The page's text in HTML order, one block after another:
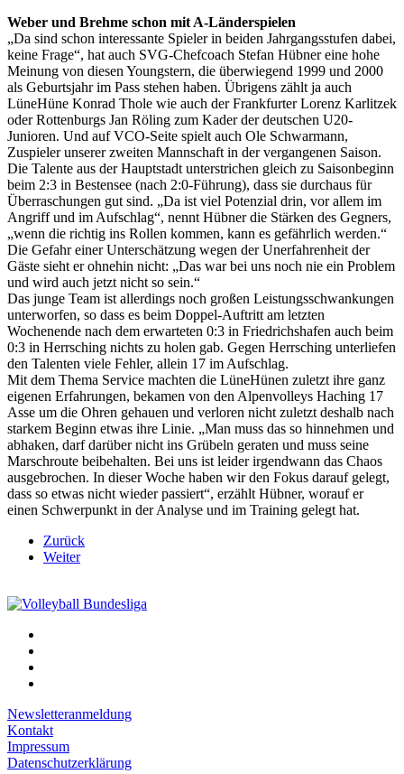
Weber und Brehme schon mit A-Länderspielen
„Da sind schon interessante Spieler in beiden Jahrgangsstufen dabei,
keine Frage“, hat auch SVG-Chefcoach Stefan Hübner eine hohe
Meinung von diesen Youngstern, die überwiegend 1999 und 2000
als Geburtsjahr im Pass stehen haben. Übrigens zählt ja auch
LüneHüne Konrad Thole wie auch der Frankfurter Lorenz Karlitzek
oder Rottenburgs Jan Röling zum Kader der deutschen U20-
Junioren. Und auf VCO-Seite spielt auch Ole Schwarmann,
Zuspieler unserer zweiten Mannschaft in der vergangenen Saison.
Die Talente aus der Hauptstadt unterstrichen gleich zu Saisonbeginn
beim 2:3 in Bestensee (nach 2:0-Führung), dass sie durchaus für
Überraschungen gut sind. „Da ist viel Potenzial drin, vor allem im
Angriff und im Aufschlag“, nennt Hübner die Stärken des Gegners,
„wenn die richtig ins Rollen kommen, kann es gefährlich werden.“
Die Gefahr einer Unterschätzung wegen der Unerfahrenheit der
Gäste sieht er ohnehin nicht: „Das war bei uns noch nie ein Problem
und wird auch jetzt nicht so sein.“
Das junge Team ist allerdings noch großen Leistungsschwankungen
unterworfen, so dass es beim Doppel-Auftritt am letzten
Wochenende nach dem erwarteten 0:3 in Friedrichshafen auch beim
0:3 in Herrsching nichts zu holen gab. Gegen Herrsching unterliefen
den Talenten viele Fehler, allein 17 im Aufschlag.
Mit dem Thema Service machten die LüneHünen zuletzt ihre ganz
eigenen Erfahrungen, bekamen von den Alpenvolleys Haching 17
Asse um die Ohren gehauen und verloren nicht zuletzt deshalb nach
starkem Beginn etwas ihre Linie. „Man muss das so hinnehmen und
abhaken, darf darüber nicht ins Grübeln geraten und muss seine
Marschroute beibehalten. Bei uns ist leider irgendwann das Chaos
ausgebrochen. In dieser Woche haben wir den Fokus darauf gelegt,
dass so etwas nicht wieder passiert“, erzählt Hübner, worauf er
einen Schwerpunkt in der Analyse und im Training gelegt hat.
Zurück
Weiter
Newsletteranmeldung
Kontakt
Impressum
Datenschutzerklärung